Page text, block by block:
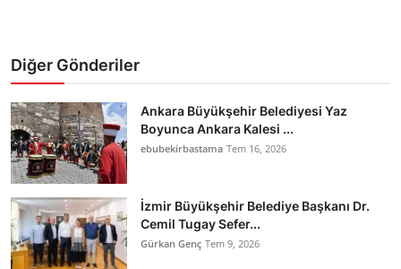
Diğer Gönderiler
Ankara Büyükşehir Belediyesi Yaz
Boyunca Ankara Kalesi ...
ebubekirbastama Tem 16, 2026
İzmir Büyükşehir Belediye Başkanı Dr.
Cemil Tugay Sefer...
Gürkan Genç Tem 9, 2026